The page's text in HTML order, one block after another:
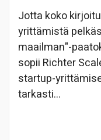
Jotta koko
yrittämistä
maailman"-
sopii Richter
startup-
tarkasti…